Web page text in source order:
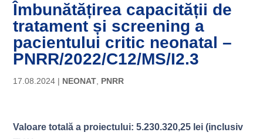
Îmbunătățirea capacității de
tratament și screening a
pacientului critic neonatal –
PNRR/2022/C12/MS/I2.3
17.08.2024 | NEONAT PNRR
Valoare totală a proiectului: 5.230.320,25 lei (inclusiv